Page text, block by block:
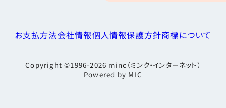
お支払方法会社情報個人情報保護方針商標について
Copyright ©1996-2026 minc（ミンク・インターネット）
Powered by MIC